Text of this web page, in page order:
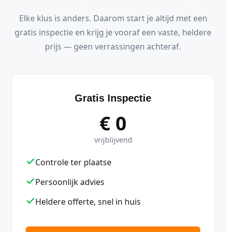
Elke klus is anders. Daarom start je altijd met een
gratis inspectie en krijg je vooraf een vaste, heldere
prijs — geen verrassingen achteraf.
Gratis Inspectie
€ 0
vrijblijvend
Controle ter plaatse
Persoonlijk advies
Heldere offerte, snel in huis